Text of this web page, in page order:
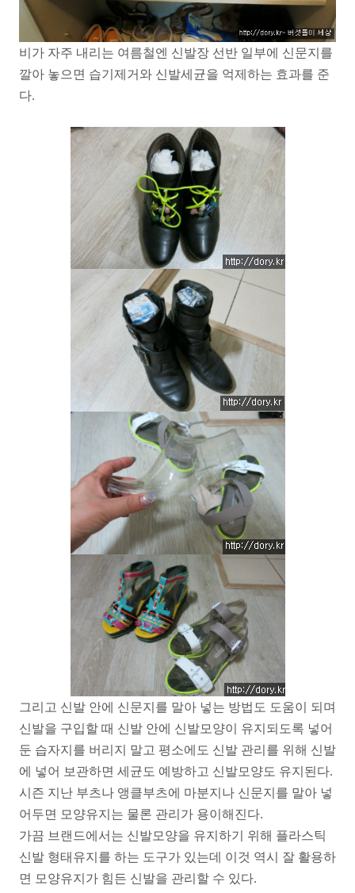
비가 자주 내리는 여름철엔 신발장 선반 일부에 신문지를
깔아 놓으면 습기제거와 신발세균을 억제하는 효과를 준
다.
그리고 신발 안에 신문지를 말아 넣는 방법도 도움이 되며
신발을 구입할 때 신발 안에 신발모양이 유지되도록 넣어
둔 습자지를 버리지 말고 평소에도 신발 관리를 위해 신발
에 넣어 보관하면 세균도 예방하고 신발모양도 유지된다.
시즌 지난 부츠나 앵클부츠에 마분지나 신문지를 말아 넣
어두면 모양유지는 물론 관리가 용이해진다.
가끔 브랜드에서는 신발모양을 유지하기 위해 플라스틱
신발 형태유지를 하는 도구가 있는데 이것 역시 잘 활용하
면 모양유지가 힘든 신발을 관리할 수 있다.